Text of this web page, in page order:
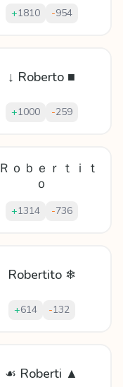
+1810 -954
↓ Roberto ■
+1000 -259
ｏｂｅｒｔｉｔ
ｏ
+1314 -736
Robertito ❄
+614 -132
☙ Roberti ▲